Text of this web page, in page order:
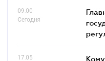
09.00
Сегодня
17.05